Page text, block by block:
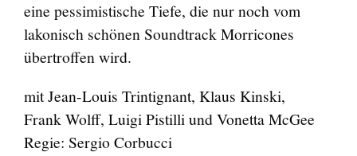
eine pessimistische Tiefe, die nur noch vom
lakonisch schönen Soundtrack Morricones
übertroffen wird.
mit Jean-Louis Trintignant, Klaus Kinski,
Frank Wolff, Luigi Pistilli und Vonetta McGee
Regie: Sergio Corbucci